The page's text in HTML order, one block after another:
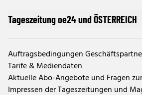
Tageszeitung oe24 und ÖSTERREICH
Auftragsbedingungen
Tarife & Mediendaten
Aktuelle Abo-Angebote und Fragen
Impressen der Tageszeitungen und